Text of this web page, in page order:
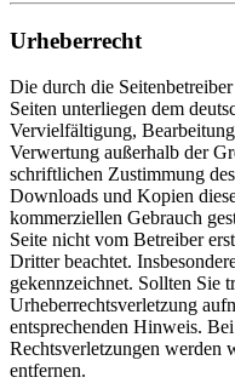
Urheberrecht
Die durch die
Seiten unterliegen dem
Vervielfältigung,
Verwertung außerhalb der
schriftlichen Zustimmung
Downloads und Kopien
kommerziellen Gebrauch
Seite nicht vom Betreiber
Dritter beachtet.
gekennzeichnet. Sollten Sie
Urheberrechtsverletzung
entsprechenden Hinweis.
Rechtsverletzungen werden
entfernen.